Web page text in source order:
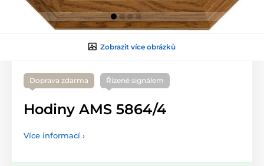
Zobrazit více obrázků
Doprava zdarma Řízené signálem
Hodiny AMS 5864/4
Více informací ›